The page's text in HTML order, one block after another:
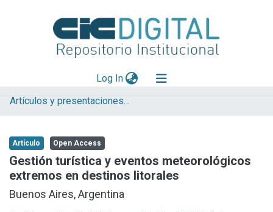
Log In(current)
Explorar
Aportar material
Statistics
Artículos y presentaciones en Congresos
Artículo Open Access
Gestión turística y eventos meteorológicos
extremos en destinos litorales
Buenos Aires, Argentina